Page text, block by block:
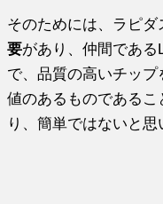
そのためには、ラピダ
要があり、仲間であ
で、品質の高いチッ
値のあるものである
り、簡単ではないと思